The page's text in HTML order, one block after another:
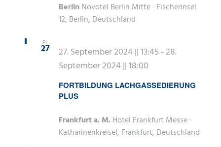
BerlinNovotel Berlin Mitte · Fischerinsel
12, Berlin, Deutschland
Fr.
27
FORTBILDUNG LACHGASSEDIERUNG
PLUS
27. September 2024 || 13:45-28.
September 2024 || 18:00
Frankfurt a. M.Hotel Frankfurt Messe ·
Katharinenkreisel, Frankfurt, Deutschland